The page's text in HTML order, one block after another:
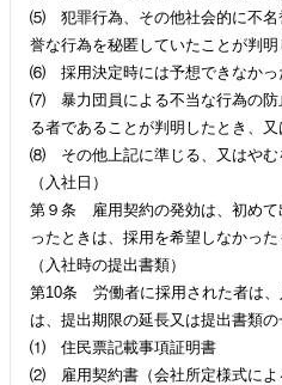
⑸ 犯罪行為、その他社会的に不名
誉な行為を秘匿していたことが判明
⑹ 採用決定時には予想できなかっ
⑺ 暴力団員による不当な行為の防
る者であることが判明したとき、
⑻ その他上記に準じる、又はやむ
（入社日）
第９条 雇用契約の発効は、初めて
ったときは、採用を希望しなかっ
（入社時の提出書類）
第10条 労働者に採用された者は、
は、提出期限の延長又は提出書類の
⑴ 住民票記載事項証明書
⑵ 雇用契約書（会社所定様式によ